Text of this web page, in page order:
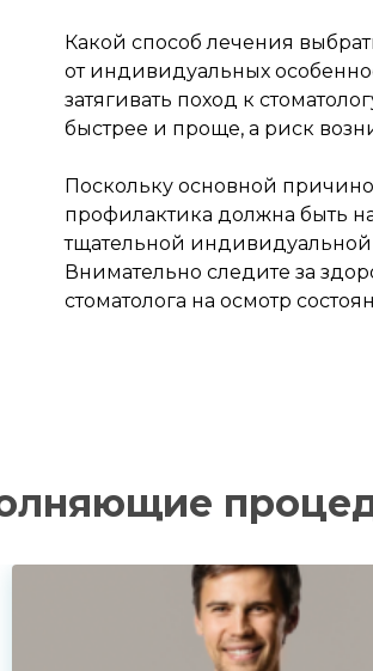
Записаться на
клинику:
врача:
кнопку «Записаться на приём» вы
политику
Какой способ лечения
от индивидуальных
затягивать поход к
быстрее и проще, а риск
Поскольку основной
профилактика должна быть
тщательной
Внимательно следите за
стоматолога на осмотр